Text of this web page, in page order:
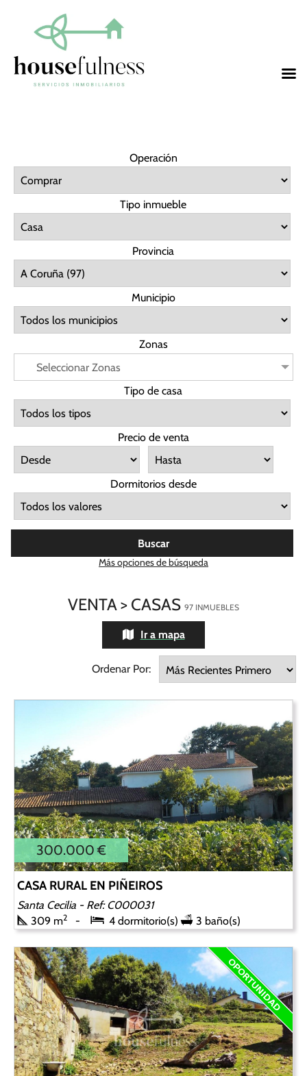
Operación
Tipo inmueble
Provincia
Municipio
Zonas
Seleccionar Zonas
Tipo de casa
Precio de venta
Dormitorios desde
Buscar
Más opciones de búsqueda
VENTA > CASAS 97 INMUEBLES
Ir a mapa
Ordenar Por:
300.000 €
CASA RURAL EN PIÑEIROS
Santa Cecilia - Ref: C000031
309 m2 4 dormitorio(s) 3 baño(s)